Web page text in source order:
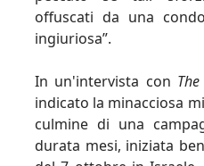
offuscati da una
ingiuriosa”.
In un'intervista con
indicato la minacciosa
culmine di una
durata mesi, iniziata